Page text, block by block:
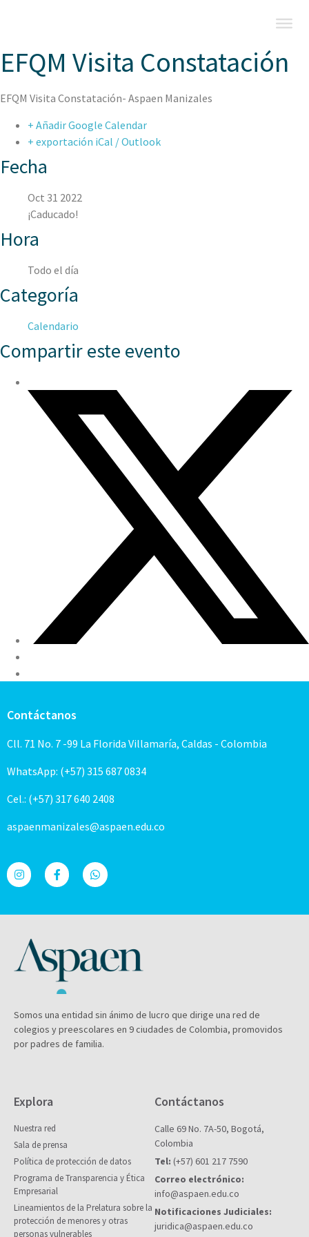
EFQM Visita Constatación
EFQM Visita Constatación- Aspaen Manizales
+ Añadir Google Calendar
+ exportación iCal / Outlook
Fecha
Oct 31 2022
¡Caducado!
Hora
Todo el día
Categoría
Calendario
Compartir este evento
Contáctanos
Cll. 71 No. 7 -99 La Florida Villamaría, Caldas - Colombia
WhatsApp: (+57) 315 687 0834
Cel.: (+57) 317 640 2408
aspaenmanizales@aspaen.edu.co
Somos una entidad sin ánimo de lucro que dirige una red de
colegios y preescolares en 9 ciudades de Colombia, promovidos
por padres de familia.
Explora
Nuestra red
Sala de prensa
Política de protección de datos
Programa de Transparencia y Ética
Empresarial
Lineamientos de la Prelatura sobre la
protección de menores y otras
personas vulnerables
Contáctanos
Calle 69 No. 7A-50, Bogotá,
Colombia
Tel: (+57) 601 217 7590
Correo electrónico:
info@aspaen.edu.co
Notificaciones Judiciales:
juridica@aspaen.edu.co